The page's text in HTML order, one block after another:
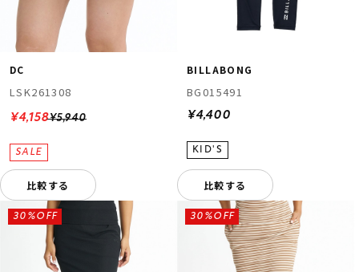
DC
LSK261308
¥5,940
¥4,158
比較する
BILLABONG
BG015491
¥4,400
比較する
30%OFF 30%OFF